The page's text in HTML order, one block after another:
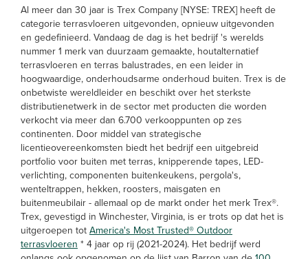
Al meer dan 30 jaar is Trex Company [NYSE: TREX] heeft de
categorie terrasvloeren uitgevonden, opnieuw uitgevonden
en gedefinieerd. Vandaag de dag is het bedrijf 's werelds
nummer 1 merk van duurzaam gemaakte, houtalternatief
terrasvloeren en terras balustrades, en een leider in
hoogwaardige, onderhoudsarme onderhoud buiten. Trex is de
onbetwiste wereldleider en beschikt over het sterkste
distributienetwerk in de sector met producten die worden
verkocht via meer dan 6.700 verkooppunten op zes
continenten. Door middel van strategische
licentieovereenkomsten biedt het bedrijf een uitgebreid
portfolio voor buiten met terras, knipperende tapes, LED-
verlichting, componenten buitenkeukens, pergola's,
wenteltrappen, hekken, roosters, maisgaten en
buitenmeubilair - allemaal op de markt onder het merk Trex®.
Trex, gevestigd in Winchester, Virginia, is er trots op dat het is
uitgeroepen tot America's Most Trusted® Outdoor
terrasvloeren * 4 jaar op rij (2021-2024). Het bedrijf werd